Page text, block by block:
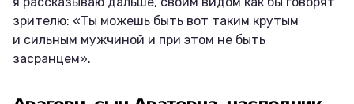
зрителю: «Ты можешь быть вот таким крутым
и сильным мужчиной и при этом не быть
засранцем».